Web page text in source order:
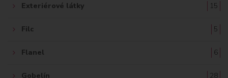
Exteriérové látky 15
Filc 5
Flanel 6
Gobelín 28